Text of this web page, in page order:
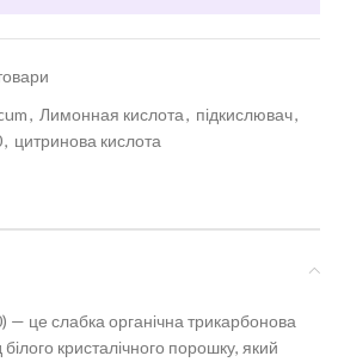
, Лимонная кислота, підкислювач,
, цитринова кислота
— це слабка органічна трикарбонова
кристалічного порошку, який